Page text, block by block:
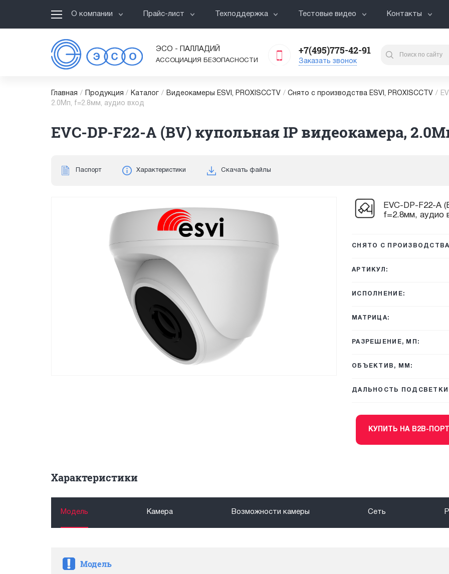
О компании Прайс-лист Техподдержка Тестовые видео Контакты
ЭСО - ПАЛЛАДИЙ
АССОЦИАЦИЯ БЕЗОПАСНОСТИ
+7(495)775-42-91
Заказать звонок
Главная / Продукция / Каталог / Видеокамеры ESVI, PROXISCCTV / Снято с производства ESVI, PROXISCCTV /
2.0Мп, f=2.8мм, аудио вход
EVC-DP-F22-A (BV) купольная IP видеокамера,
Паспорт Характеристики Скачать файлы
EVC-DP-F22-A
f=2.8мм, аудио
СНЯТО С
АРТИКУЛ:
ИСПОЛНЕНИЕ:
МАТРИЦА:
РАЗРЕШЕНИЕ, МП:
ОБЪЕКТИВ, ММ:
ДАЛЬНОСТЬ
КУПИТЬ НА B2B-
Характеристики
Модель Камера Возможности камеры Сеть
Модель